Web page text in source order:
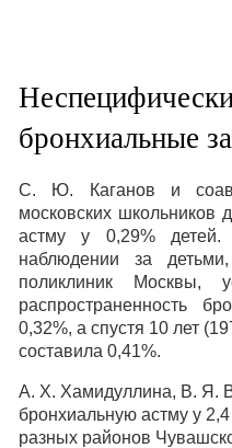
бронхиальные
С. Ю. Каганов и
московских школьников
астму у 0,29%
наблюдении за
поликлиник Москвы,
распространенность
0,32%, а спустя 10 лет
составила 0,41%.
А. X. Хамидуллина, В. Я.
бронхиальную астму у
разных районов